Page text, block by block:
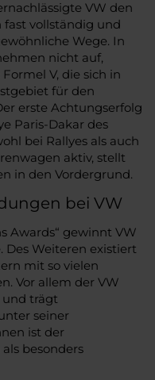
VW den
fast vollständig und
Wege. In
nicht auf,
V, die sich in
für den
erste Achtungserfolg
Paris-Dakar des
bei Rallyes als auch
aktiv, stellt
in den Vordergrund.
bei VW
Awards“ gewinnt VW
Des Weiteren existiert
mit so vielen
Vor allem der VW
und trägt
seiner
ist der
besonders